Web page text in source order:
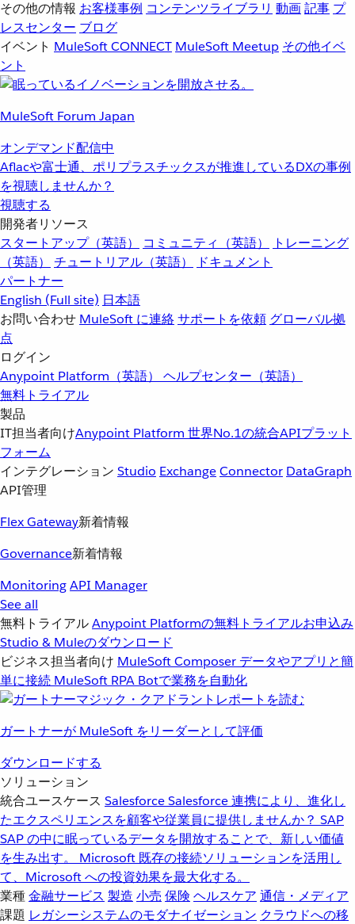
その他の情報 お客様事例 コンテンツライブラリ 動画記事 プ
レスセンター ブログ
イベント MuleSoft CONNECT MuleSoft Meetup その他イベ
ント
MuleSoft Forum Japan
オンデマンド配信中
Aflacや富士通、ポリプラスチックスが推進しているDXの事例
を視聴しませんか？
視聴する
開発者リソース
スタートアップ（英語）
コミュニティ（英語）
トレーニング
（英語）
チュートリアル（英語）
ドキュメント
パートナー
English (Full site) 日本語
お問い合わせ MuleSoft に連絡サポートを依頼 グローバル拠
点
ログイン
Anypoint Platform（英語） ヘルプセンター（英語）
無料トライアル
製品
IT担当者向けAnypoint Platform 世界No.1の統合APIプラット
フォーム
インテグレーション Studio ExchangeConnector DataGraph
API管理
Flex Gateway新着情報
Governance新着情報
MonitoringAPI Manager
See all
無料トライアルAnypoint Platformの無料トライアルお申込み
Studio & Muleのダウンロード
ビジネス担当者向け MuleSoft Composer データやアプリと簡
単に接続 MuleSoft RPA Botで業務を自動化
ガートナーが MuleSoft をリーダーとして評価
ダウンロードする
ソリューション
統合ユースケース SalesforceSalesforce 連携により、進化し
たエクスペリエンスを顧客や従業員に提供しませんか？ SAP
SAP の中に眠っているデータを開放することで、新しい価値
を生み出す。
Microsoft 既存の接続ソリューションを活用し
て、Microsoft への投資効果を最大化する。
業種金融サービス 製造 小売 保険 ヘルスケア 通信・メディア
課題 レガシーシステムのモダナイゼーション クラウドへの移